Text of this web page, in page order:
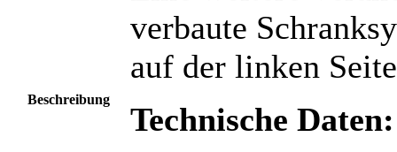
Beschreibung
verbaute
auf der linken
Technische Daten: